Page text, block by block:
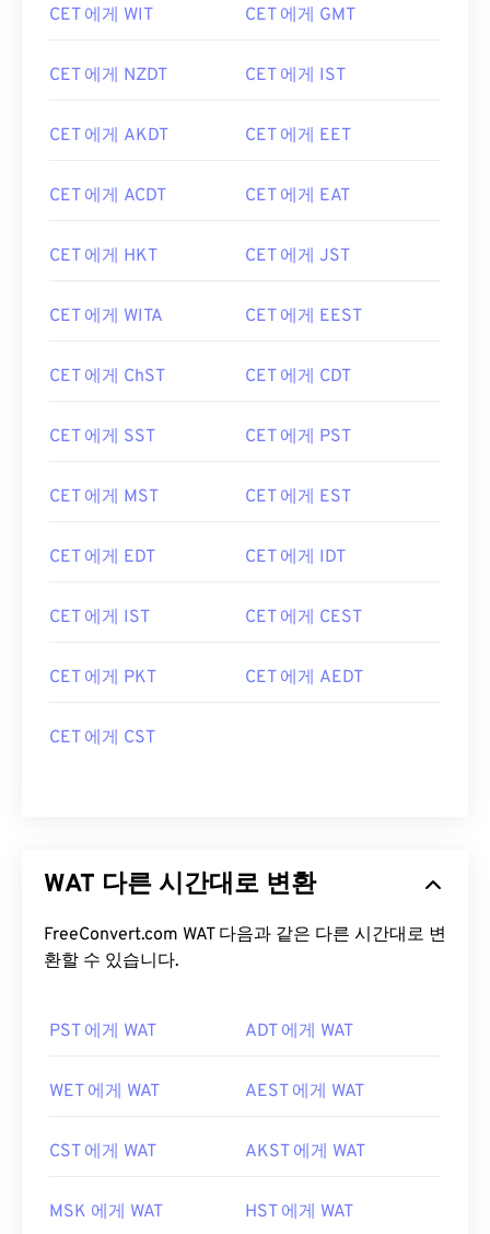
CET 에게 WIT CET 에게 GMT
CET 에게 NZDT CET 에게 IST
CET 에게 AKDT CET 에게 EET
CET 에게 ACDT CET 에게 EAT
CET 에게 HKT CET 에게 JST
CET 에게 WITA CET 에게 EEST
CET 에게 ChST CET 에게 CDT
CET 에게 SST CET 에게 PST
CET 에게 MST CET 에게 EST
CET 에게 EDT CET 에게 IDT
CET 에게 IST CET 에게 CEST
CET 에게 PKT CET 에게 AEDT
CET 에게 CST
WAT 다른 시간대로 변환
FreeConvert.com WAT 다음과 같은 다른 시간대로 변
환할 수 있습니다.
PST 에게 WAT ADT 에게 WAT
WET 에게 WAT AEST 에게 WAT
CST 에게 WAT AKST 에게 WAT
MSK 에게 WAT HST 에게 WAT